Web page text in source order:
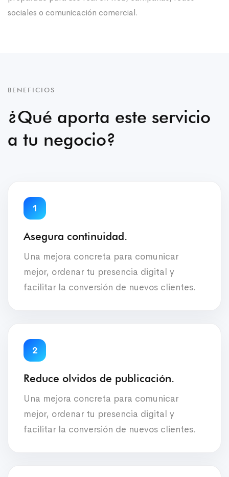
sociales o comunicación comercial.
BENEFICIOS
¿Qué aporta este servicio
a tu negocio?
1
Asegura continuidad.
Una mejora concreta para comunicar
mejor, ordenar tu presencia digital y
facilitar la conversión de nuevos clientes.
2
Reduce olvidos de publicación.
Una mejora concreta para comunicar
mejor, ordenar tu presencia digital y
facilitar la conversión de nuevos clientes.